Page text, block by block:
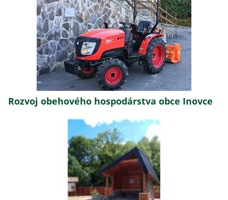
Rozvoj obehového hospodárstva obce Inovce